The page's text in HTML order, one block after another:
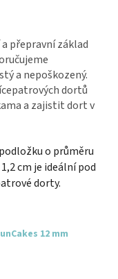
přepravní základ
a nepoškozený.
dortů
a zajistit dort v
o průměru
cm je ideální pod
dorty.
12 mm